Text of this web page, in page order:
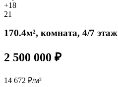
+18
21
170.4м², комната, 4/7 этаж
2 500 000 ₽
14 672 ₽/м²